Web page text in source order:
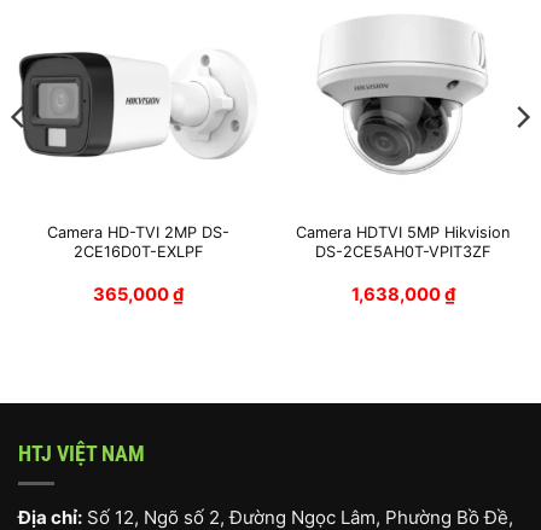
Camera HD-TVI 2MP DS-
2CE16D0T-EXLPF
365,000₫
Camera HDTVI 5MP Hikvision
DS-2CE5AH0T-VPIT3ZF
1,638,000₫
HTJ VIỆT NAM
Địa chỉ: Số 12, Ngõ số 2, Đường Ngọc Lâm, Phường Bồ Đề,